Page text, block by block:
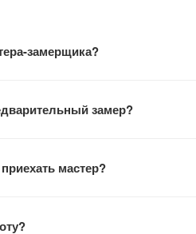
замерщика?
работ, подбирает
замер?
Также заказчику не нужно
мастер?
согласуется с заказчиком.